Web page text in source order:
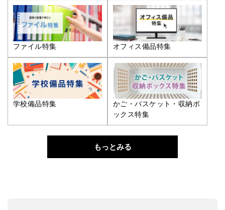
ファイル特集 オフィス備品特集
学校備品特集
かご・バスケット・収納ボ
ックス特集
もっとみる